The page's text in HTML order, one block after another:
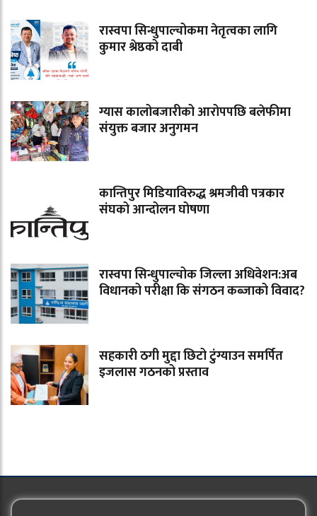
रास्वपा सिन्धुपाल्चोकमा नेतृत्वका लागि
कुमार श्रेष्ठको दाबी
ग्यास कालोबजारीको आरोपपछि बलेफीमा
संयुक्त बजार अनुगमन
कान्तिपुर मिडियाविरुद्ध श्रमजीवी पत्रकार
संघको आन्दोलन घोषणा
रास्वपा सिन्धुपाल्चोक जिल्ला अधिवेशन:अब
विधानको परीक्षा कि संगठन कब्जाको विवाद?
सहकारी ठगी मुद्दा छिटो टुंग्याउन समर्पित
इजलास गठनको प्रस्ताव